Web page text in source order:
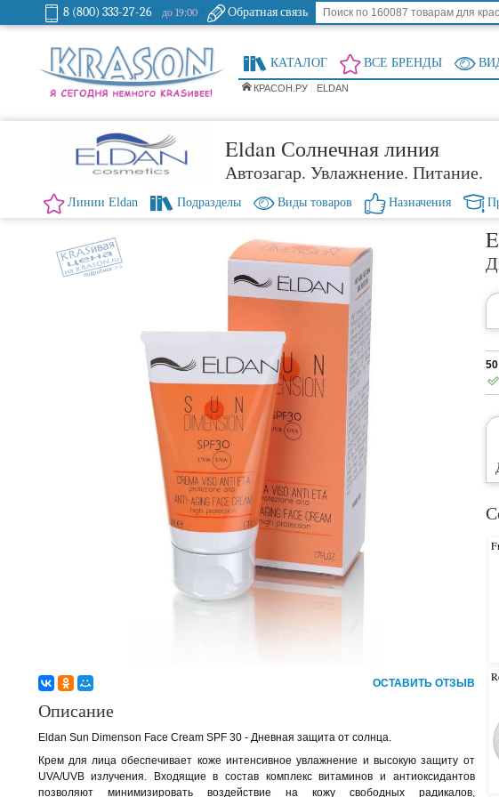
8 (800) 333-27-26 до 19:00 Обратная связь
КАТАЛОГ ВСЕ БРЕНДЫ
КРАСОН.РУ ELDAN
Eldan Солнечная линия
Автозагар. Увлажнение. Питание.
Линии Eldan Подразделы Виды товаров Назначения
ОСТАВИТЬ ОТЗЫВ
Описание
Eldan Sun Dimenson Face Cream SPF 30 - Дневная защита от солнца.
Крем для лица обеспечивает коже интенсивное увлажнение и высокую защиту от
UVA/UVB излучения. Входящие в состав комплекс витаминов и антиоксидантов
позволяют минимизировать воздействие на кожу свободных радикалов,